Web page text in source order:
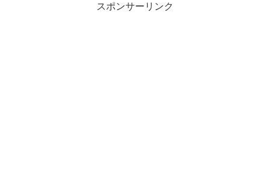
スポンサーリンク